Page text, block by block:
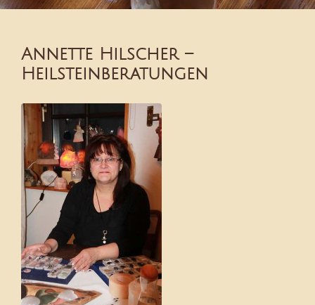
Annette Hilscher –
Heilsteinberatungen